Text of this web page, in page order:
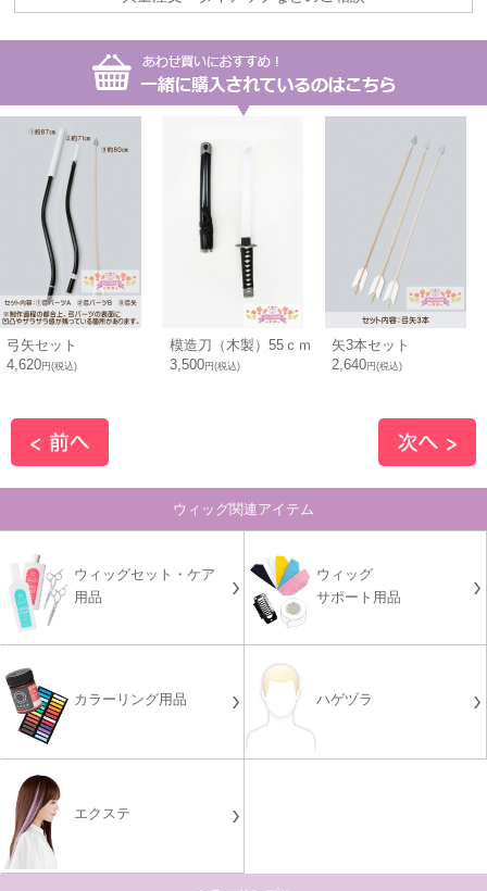
弓矢セット
4,620円(税込)
模造刀（木製）55ｃｍ
3,500円(税込)
矢3本セット
2,640円(税込)
ウィッグ関連アイテム
ウィッグセット・ケア
用品
ウィッグ
サポート用品
カラーリング用品 ハゲヅラ
エクステ